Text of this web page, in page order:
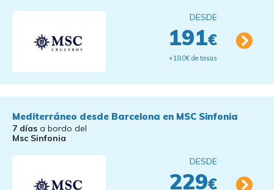
DESDE
191€
+180€ de tasas
Mediterráneo desde Barcelona en MSC Sinfonia
7 días a bordo del
Msc Sinfonia
DESDE
229€